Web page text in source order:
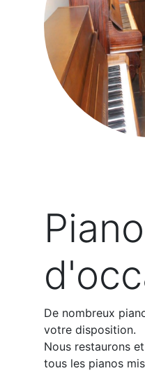
De nombreux
votre disposition.
Nous restaurons
tous les pianos